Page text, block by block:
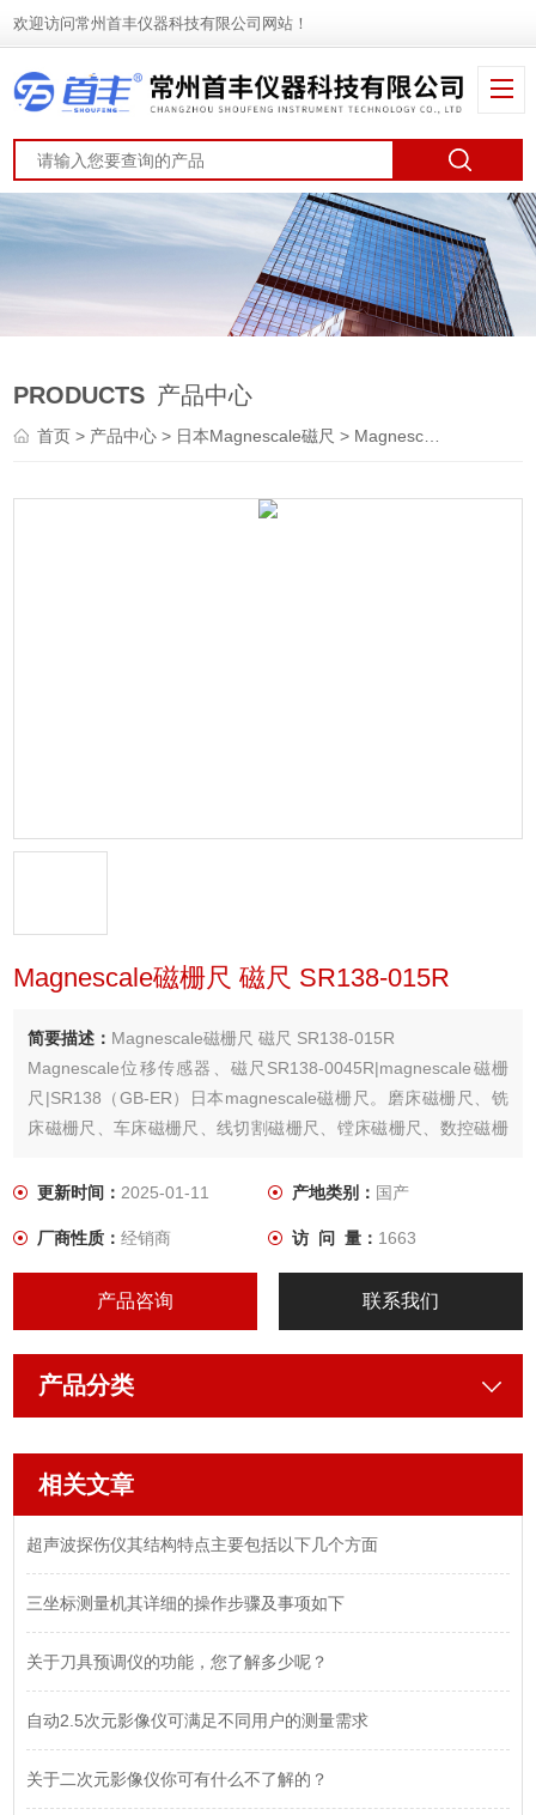
欢迎访问常州首丰仪器科技有限公司网站！
PRODUCTS 产品中心
首页> 产品中心 > 日本Magnescale磁尺 > Magnescale磁栅尺
Magnescale磁栅尺 磁尺 SR138-015R
简要描述： Magnescale磁栅尺 磁尺 SR138-015R
Magnescale位移传感器、磁尺SR138-0045R|magnescale磁栅
尺|SR138（GB-ER）日本magnescale磁栅尺。磨床磁栅尺、铣
床磁栅尺、车床磁栅尺、线切割磁栅尺、镗床磁栅尺、数控磁栅
Magnescale光栅尺传感器。
更新时间：2025-01-11 产地类别： 国产
厂商性质：经销商 访 问 量： 1663
产品咨询 联系我们
产品分类
相关文章
超声波探伤仪其结构特点主要包括以下几个方面
三坐标测量机其详细的操作步骤及事项如下
关于刀具预调仪的功能，您了解多少呢？
自动2.5次元影像仪可满足不同用户的测量需求
关于二次元影像仪你可有什么不了解的？